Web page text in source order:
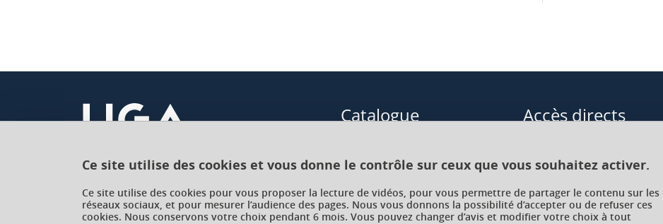
Ce site utilise des cookies et vous donne le contrôle sur ceux que vous souhaitez activer.
Ce site utilise des cookies pour vous proposer la lecture de vidéos, pour vous permettre de partager le contenu sur les
réseaux sociaux, et pour mesurer l’audience des pages. Nous vous donnons la possibilité d’accepter ou de refuser ces
cookies. Nous conservons votre choix pendant 6 mois. Vous pouvez changer d’avis et modifier votre choix à tout
Université Grenoble Alpes
621 avenue Centrale
Catalogue
Formations courtes
Accès directs
Enseignements transversaux à
choix (ETC)